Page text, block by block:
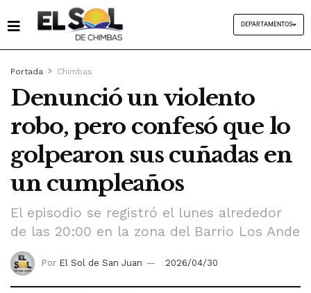
DEPARTAMENTOS
Portada Chimbas
Denunció un violento
robo, pero confesó que lo
golpearon sus cuñadas en
un cumpleaños
El episodio se registró el lunes alrededor
de las 20:00 en la zona del Barrio Los Ande
Por El Sol de San Juan 2026/04/30